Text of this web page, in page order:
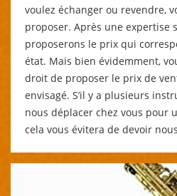
voulez échanger ou revendre,
proposer. Après une expertise
proposerons le prix qui
état. Mais bien évidemment,
droit de proposer le prix de
envisagé. S’il y a plusieurs
nous déplacer chez vous pour
cela vous évitera de devoir